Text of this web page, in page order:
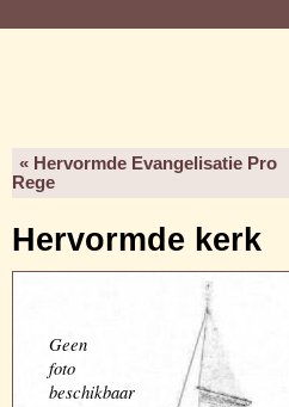
« Hervormde Evangelisatie Pro
Rege
Hervormde kerk
Geen
foto
beschikbaar